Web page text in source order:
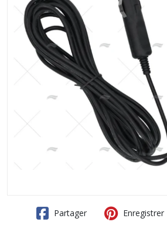
Partager Enregistrer